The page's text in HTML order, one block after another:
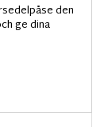
den
ge dina